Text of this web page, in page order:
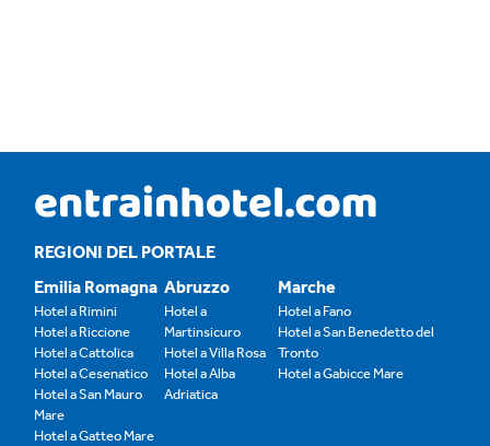
REGIONI DEL PORTALE
Emilia Romagna
Hotel a Rimini
Hotel a Riccione
Hotel a Cattolica
Hotel a Cesenatico
Hotel a San Mauro
Mare
Hotel a Gatteo Mare
Abruzzo
Hotel a
Martinsicuro
Hotel a Villa Rosa
Hotel a Alba
Adriatica
Marche
Hotel a Fano
Hotel a San Benedetto del
Tronto
Hotel a Gabicce Mare